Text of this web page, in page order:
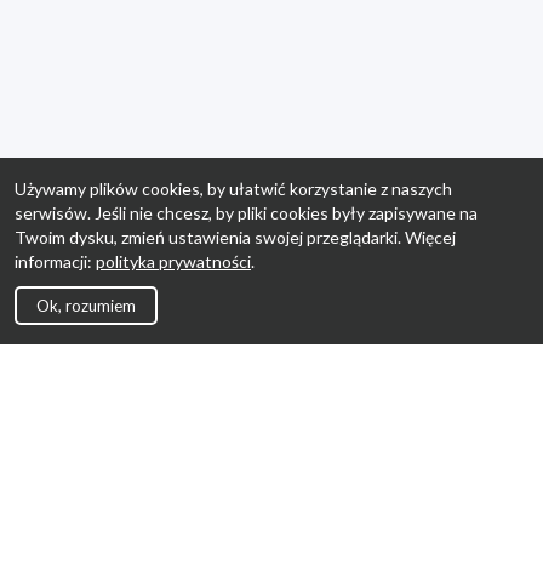
Używamy plików cookies, by ułatwić korzystanie z naszych
serwisów. Jeśli nie chcesz, by pliki cookies były zapisywane na
Twoim dysku, zmień ustawienia swojej przeglądarki. Więcej
informacji: polityka prywatności.
Ok, rozumiem